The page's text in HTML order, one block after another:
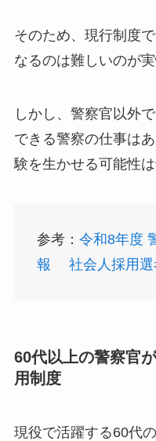
そのため、現行制度
なるのは難しいのが実
しかし、警察官以外
できる警察の仕事は
験を生かせる可能性は
参考： 令和8年度
報 社会人採用選
60代以上の警察官
用制度
現役で活躍する60代